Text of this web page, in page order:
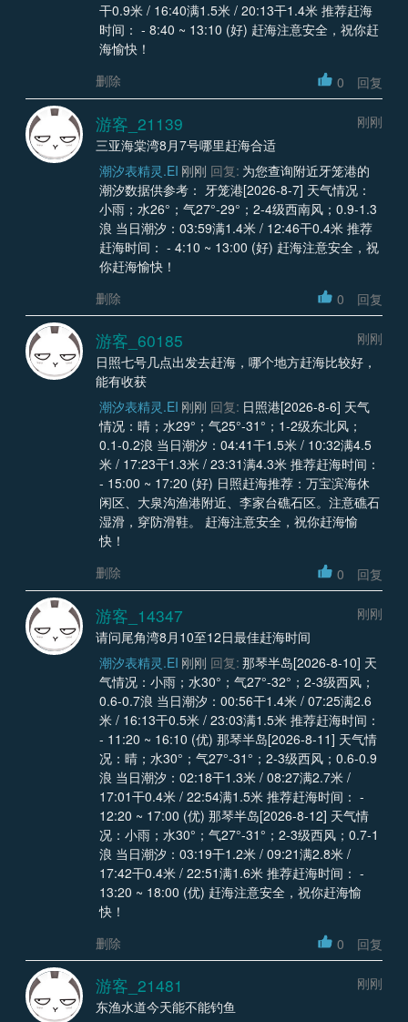
干0.9米 / 16:40满1.5米 / 20:13干1.4米 推荐赶海
时间： - 8:40 ~ 13:10 (好) 赶海注意安全，祝你赶
海愉快！
删除
0 回复
游客_21139
刚刚
三亚海棠湾8月7号哪里赶海合适
潮汐表精灵.EI 刚刚 回复: 为您查询附近牙笼港的
潮汐数据供参考： 牙笼港[2026-8-7] 天气情况：
小雨；水26°；气27°-29°；2-4级西南风；0.9-1.3
浪 当日潮汐：03:59满1.4米 / 12:46干0.4米 推荐
赶海时间： - 4:10 ~ 13:00 (好) 赶海注意安全，祝
你赶海愉快！
删除
0 回复
游客_60185
刚刚
日照七号几点出发去赶海，哪个地方赶海比较好，
能有收获
潮汐表精灵.EI 刚刚 回复: 日照港[2026-8-6] 天气
情况：晴；水29°；气25°-31°；1-2级东北风；
0.1-0.2浪 当日潮汐：04:41干1.5米 / 10:32满4.5
米 / 17:23干1.3米 / 23:31满4.3米 推荐赶海时间：
- 15:00 ~ 17:20 (好) 日照赶海推荐：万宝滨海休
闲区、大泉沟渔港附近、李家台礁石区。注意礁石
湿滑，穿防滑鞋。 赶海注意安全，祝你赶海愉
快！
删除
0 回复
游客_14347
刚刚
请问尾角湾8月10至12日最佳赶海时间
潮汐表精灵.EI 刚刚 回复: 那琴半岛[2026-8-10] 天
气情况：小雨；水30°；气27°-32°；2-3级西风；
0.6-0.7浪 当日潮汐：00:56干1.4米 / 07:25满2.6
米 / 16:13干0.5米 / 23:03满1.5米 推荐赶海时间：
- 11:20 ~ 16:10 (优) 那琴半岛[2026-8-11] 天气情
况：晴；水30°；气27°-31°；2-3级西风；0.6-0.9
浪 当日潮汐：02:18干1.3米 / 08:27满2.7米 /
17:01干0.4米 / 22:54满1.5米 推荐赶海时间： -
12:20 ~ 17:00 (优) 那琴半岛[2026-8-12] 天气情
况：小雨；水30°；气27°-31°；2-3级西风；0.7-1
浪 当日潮汐：03:19干1.2米 / 09:21满2.8米 /
17:42干0.4米 / 22:51满1.6米 推荐赶海时间： -
13:20 ~ 18:00 (优) 赶海注意安全，祝你赶海愉
快！
删除
0 回复
游客_21481
刚刚
东渔水道今天能不能钓鱼